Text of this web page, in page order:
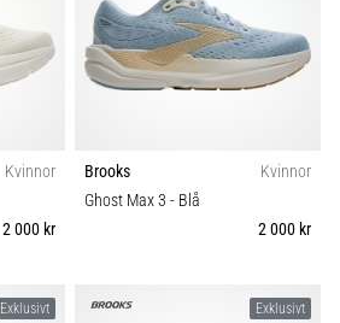
Kvinnor
2 000 kr
Brooks
Kvinnor
Ghost Max 3 - Blå
2 000 kr
Exklusivt Exklusivt